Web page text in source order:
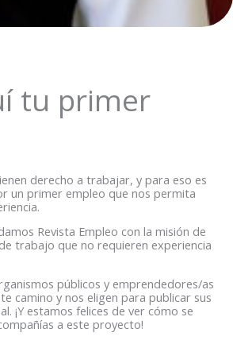
tu primer
derecho a trabajar, y para eso es
un primer empleo que nos permita
Revista Empleo con la misión de
trabajo que no requieren experiencia
públicos y emprendedores/as
camino y nos eligen para publicar sus
¡Y estamos felices de ver cómo se
a este proyecto!